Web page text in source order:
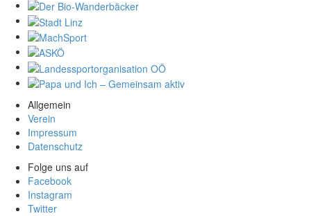
Allgemein
Verein
Impressum
Datenschutz
Folge uns auf
Facebook
Instagram
Twitter